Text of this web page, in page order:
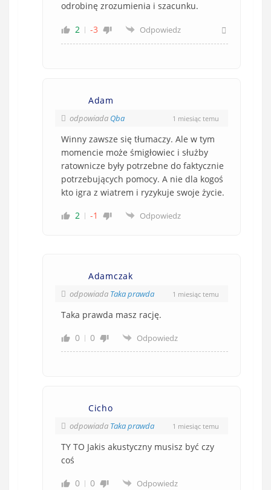
odrobinę zrozumienia i szacunku.
2 -3 Odpowiedz
Adam
odpowiada Qba 1 miesiąc temu
Winny zawsze się tłumaczy. Ale w tym
momencie może śmigłowiec i służby
ratownicze były potrzebne do faktycznie
potrzebujących pomocy. A nie dla kogoś
kto igra z wiatrem i ryzykuje swoje życie.
2
-1 Odpowiedz
Adamczak
odpowiada Taka prawda 1 miesiąc temu
Taka prawda masz rację.
0
0 Odpowiedz
Cicho
odpowiada Taka prawda 1 miesiąc temu
TY TO Jakis akustyczny musisz być czy
coś
0
0 Odpowiedz